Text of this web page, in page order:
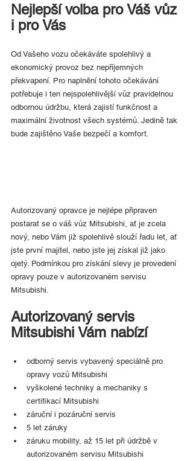
Nejlepší volba pro Váš vůz
i pro Vás
Od Vašeho vozu očekáváte spolehlivý a
ekonomický provoz bez nepříjemných
překvapení. Pro naplnění tohoto očekávání
potřebuje i ten nejspolehlivější vůz pravidelnou
odbornou údržbu, která zajistí funkčnost a
maximální životnost všech systémů. Jedině tak
bude zajištěno Vaše bezpečí a komfort.
Autorizovaný opravce je nejlépe připraven
postarat se o váš vůz Mitsubishi, ať je zcela
nový, nebo Vám již spolehlivě slouží řadu let, ať
jste první majitel, nebo jste jej získal již jako
ojetý. Podmínkou pro získání slevy je provedení
opravy pouze v autorizovaném servisu
Mitsubishi.
Autorizovaný servis
Mitsubishi Vám nabízí
odborný servis vybavený speciálně pro
opravy vozů Mitsubishi
vyškolené techniky a mechaniky s
certifikací Mitsubishi
záruční i pozáruční servis
5 let záruky
záruku mobility, až 15 let při údržbě v
autorizovaném servisu Mitsubishi